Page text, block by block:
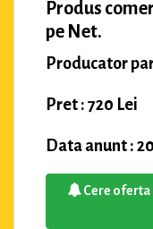
Produs
pe Net.
Producator
Pret : 720 Lei
Data anunt :
Cere oferta